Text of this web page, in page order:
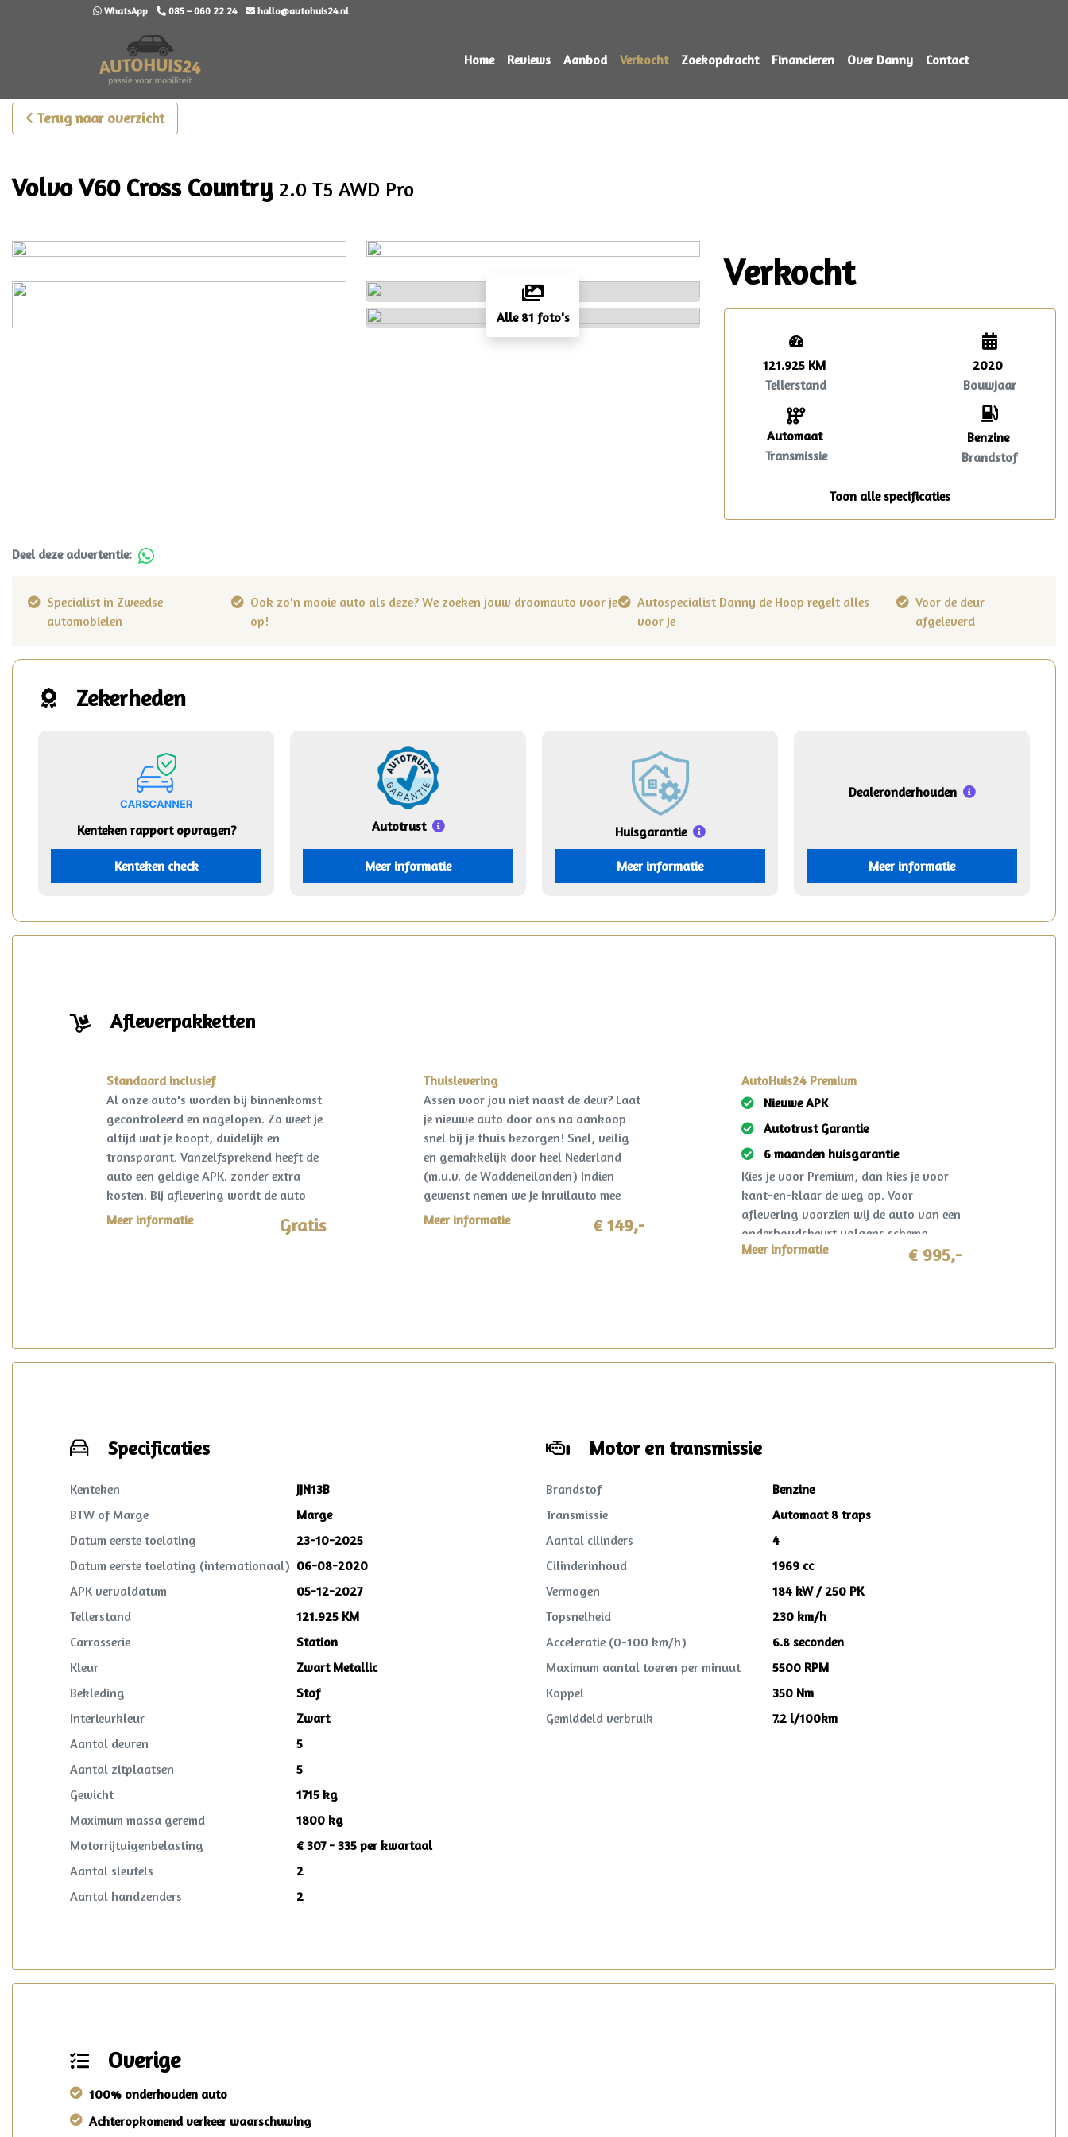
WhatsApp 085 – 060 22 24 hallo@autohuis24.nl
Home Reviews Aanbod Verkocht Zoekopdracht Financieren Over Danny Contact
Terug naar overzicht
Volvo V60 Cross Country 2.0 T5 AWD Pro
Alle 81 foto's
Verkocht
121.925 KM
Tellerstand
Automaat
Transmissie
2020
Bouwjaar
Benzine
Brandstof
Toon alle specificaties
Deel deze advertentie:
Specialist in Zweedse
automobielen
Ook zo'n mooie auto als deze? We zoeken jouw droomauto voor je
op!
Autospecialist Danny de Hoop regelt alles
voor je
Voor de deur
afgeleverd
Zekerheden
Kenteken rapport opvragen?
Kenteken check
Autotrust
Meer informatie
Huisgarantie
Meer informatie
Dealeronderhouden
Meer informatie
Afleverpakketten
Standaard inclusief
Al onze auto's worden bij binnenkomst
gecontroleerd en nagelopen. Zo weet je
altijd wat je koopt, duidelijk en
transparant. Vanzelfsprekend heeft de
auto een geldige APK. zonder extra
kosten. Bij aflevering wordt de auto
kosteloos op naam gezet en een
vrijwaring van de eventuele inruilauto
Meer informatie Gratis
Thuislevering
Assen voor jou niet naast de deur? Laat
je nieuwe auto door ons na aankoop
snel bij je thuis bezorgen! Snel, veilig
en gemakkelijk door heel Nederland
(m.u.v. de Waddeneilanden) Indien
gewenst nemen we je inruilauto mee
terug! I.c.m. pakket Premium slechts
Meer informatie € 149,-
AutoHuis24 Premium
Nieuwe APK
Autotrust Garantie
6 maanden huisgarantie
Kies je voor Premium, dan kies je voor
kant-en-klaar de weg op. Voor
aflevering voorzien wij de auto van een
onderhoudsbeurt volgens schema,
nieuwe APK en een grondige technische
iets voorzien? Dan wordt dit opgelost
volgens de heldere voorwaarden, waar
Meer informatie € 995,-
Specificaties
Kenteken
JJN13B
BTW of Marge
Marge
Datum eerste toelating
23-10-2025
Datum eerste toelating (internationaal) 06-08-2020
APK vervaldatum
05-12-2027
Tellerstand
121.925 KM
Carrosserie
Station
Kleur
Zwart Metallic
Bekleding
Stof
Interieurkleur
Zwart
Aantal deuren
5
Aantal zitplaatsen
5
Gewicht
1715 kg
Maximum massa geremd
1800 kg
Motorrijtuigenbelasting
€ 307 - 335 per kwartaal
Aantal sleutels
2
Aantal handzenders
2
Motor en transmissie
Brandstof
Benzine
Transmissie
Automaat 8 traps
Aantal cilinders
4
Cilinderinhoud
1969 cc
Vermogen
184 kW / 250 PK
Topsnelheid
230 km/h
Acceleratie (0-100 km/h)
6.8 seconden
Maximum aantal toeren per minuut
5500 RPM
Koppel
350 Nm
Gemiddeld verbruik
7.2 l/100km
Overige
100% onderhouden auto
Achteropkomend verkeer waarschuwing